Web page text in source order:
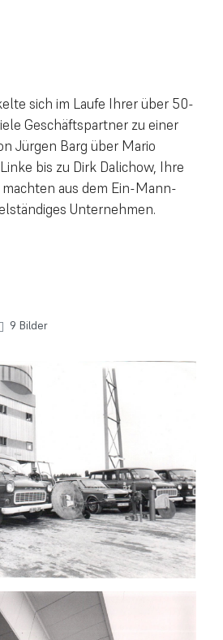
sich im Laufe Ihrer über 50-
Geschäftspartner zu einer
Jürgen Barg über Mario
bis zu Dirk Dalichow, Ihre
aus dem Ein-Mann-
Unternehmen.
9 Bilder